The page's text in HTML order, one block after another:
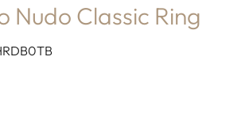
Nudo Classic Ring